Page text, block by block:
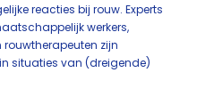
reacties bij rouw. Experts
werkers,
zijn
situaties van (dreigende)